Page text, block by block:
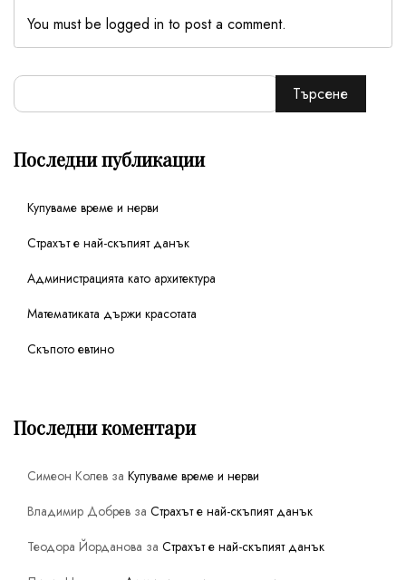
You must be logged in to post a comment.
Търсене
Последни публикации
Купуваме време и нерви
Страхът е най-скъпият данък
Администрацията като архитектура
Математиката държи красотата
Скъпото евтино
Последни коментари
Симеон Колев за Купуваме време и нерви
Владимир Добрев за Страхът е най-скъпият данък
Теодора Йорданова за Страхът е най-скъпият данък